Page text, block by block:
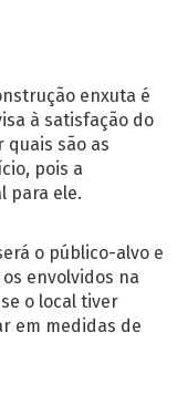
enxuta é
à satisfação do
quais são as
pois a
para ele.
o público-alvo e
envolvidos na
o local tiver
em medidas de